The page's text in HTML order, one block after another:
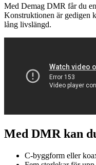
Med Demag DMR får du
Konstruktionen är gedigen
lång livslängd.
Med DMR kan
C-byggform eller